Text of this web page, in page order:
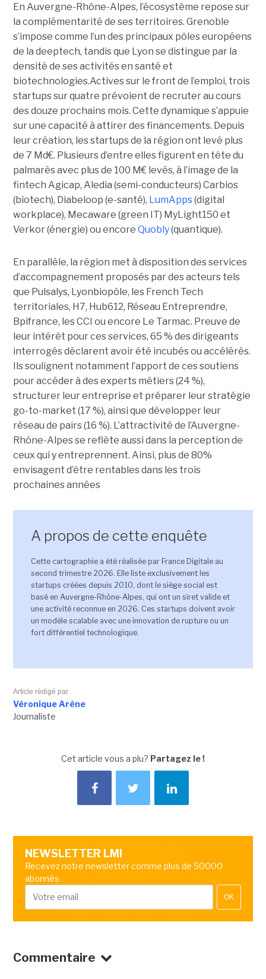
En Auvergne-Rhône-Alpes, l’écosystème repose sur
la complémentarité de ses territoires. Grenoble
s’impose comme l’un des principaux pôles européens
de la deeptech, tandis que Lyon se distingue par la
densité de ses activités en santé et
biotechnologies.Actives sur le front de l’emploi, trois
startups sur quatre prévoient de recruter au cours
des douze prochains mois. Cette dynamique s’appuie
sur une capacité à attirer des financements. Depuis
leur création, les startups de la région ont levé plus
de 7 Md€. Plusieurs d’entre elles figurent en tête du
palmarès avec plus de 100 M€ levés, à l’image de la
fintech Agicap, Aledia (semi-conducteurs) Carbios
(biotech), Diabeloop (e-santé), LumApps(digital
workplace), Mecaware (green IT) MyLight150 et
Verkor (énergie) ou encore Quobly(quantique).
En parallèle, la région met à disposition des services
d’accompagnement proposés par des acteurs tels
que Pulsalys, Lyonbiopôle, les French Tech
territoriales, H7, Hub612, Réseau Entreprendre,
Bpifrance, les CCI ou encore Le Tarmac. Preuve de
leur intérêt pour ces services, 65 % des dirigeants
interrogés déclarent avoir été incubés ou accélérés.
Ils soulignent notamment l’apport de ces soutiens
pour accéder à des experts métiers (24 %),
structurer leur entreprise et préparer leur stratégie
go-to-market (17 %), ainsi que développer leur
réseau de pairs (16 %). L’attractivité de l’Auvergne-
Rhône-Alpes se reflète aussi dans la perception de
ceux qui y entreprennent. Ainsi, plus de 80%
envisagent d’être rentables dans les trois
prochaines années
A propos de cette enquête
Cette cartographie a été réalisée par France Digitale au
second trimestre 2026. Elle liste exclusivement les
startups créées depuis 2010, dont le siège social est
basé en Auvergne-Rhône-Alpes, qui ont un siret valide et
une activité reconnue en 2026. Ces startups doivent avoir
un modèle scalable avec une innovation de rupture ou un
fort différentiel technologique.
Article rédigé par
Véronique Arène
Journaliste
Cet article vous a plu? Partagez le !
NEWSLETTER LMI
Recevez notre newsletter comme plus de 50000
abonnés
OK
Commentaire